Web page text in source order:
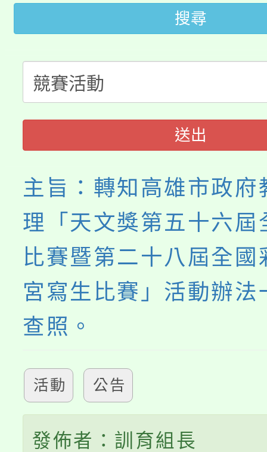
桃園市115學年度學生
代理(課)教師甄選結果(
公告本校115學年度第
代理(課)教師甄選結果(
轉知中國文化大學推廣
《TA101》溝通分析基
程，歡迎學生輔導中心
心理、諮商輔導、社會
系所師生報名參加。
搜尋
送出
主旨：轉知高雄市政府
理「天文獎第五十六屆
比賽暨第二十八屆全國
宮寫生比賽」活動辦法
查照。
活動 公告
發佈者：訓育組長